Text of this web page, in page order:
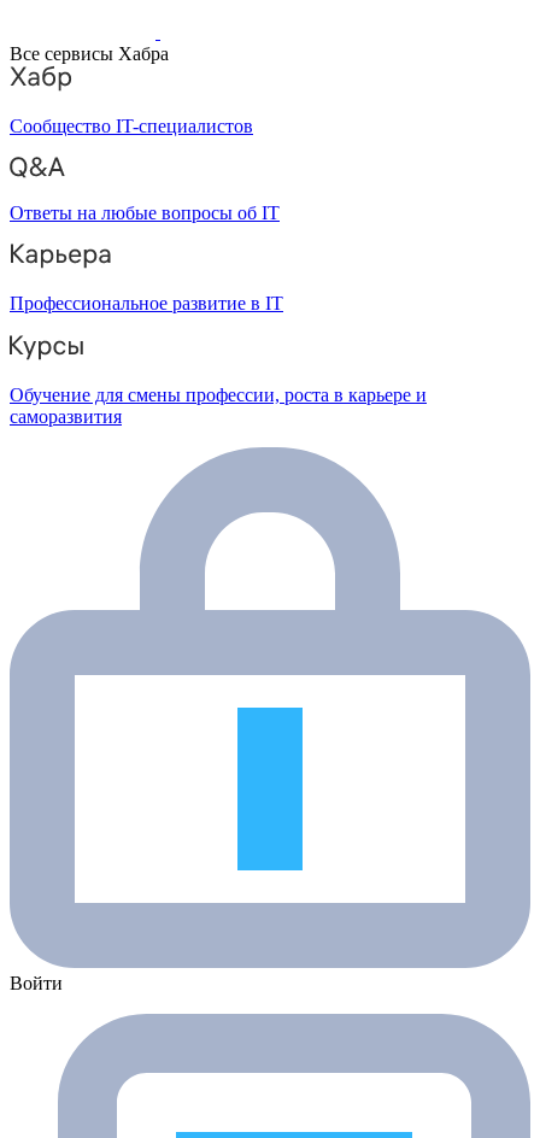
Все сервисы Хабра
Сообщество IT-специалистов
Ответы на любые вопросы об IT
Профессиональное развитие в IT
Обучение для смены профессии, роста в карьере и
саморазвития
Войти